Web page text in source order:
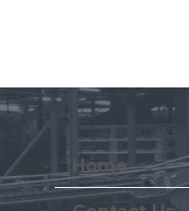
Home